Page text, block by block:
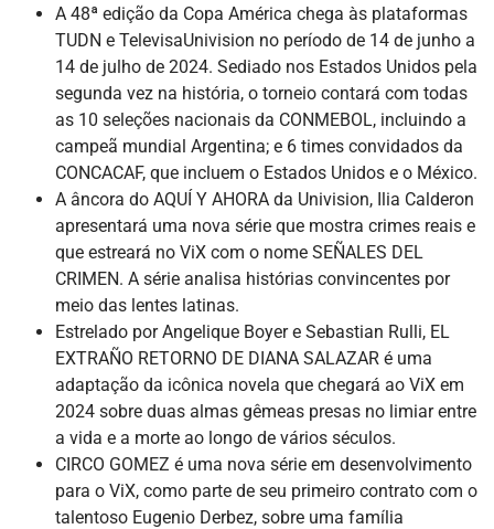
A 48ª edição da Copa América chega às plataformas
TUDN e TelevisaUnivision no período de 14 de junho a
14 de julho de 2024. Sediado nos Estados Unidos pela
segunda vez na história, o torneio contará com todas
as 10 seleções nacionais da CONMEBOL, incluindo a
campeã mundial Argentina; e 6 times convidados da
CONCACAF, que incluem o Estados Unidos e o México.
A âncora do AQUÍ Y AHORA da Univision, Ilia Calderon
apresentará uma nova série que mostra crimes reais e
que estreará no ViX com o nome SEÑALES DEL
CRIMEN. A série analisa histórias convincentes por
meio das lentes latinas.
Estrelado por Angelique Boyer e Sebastian Rulli, EL
EXTRAÑO RETORNO DE DIANA SALAZAR é uma
adaptação da icônica novela que chegará ao ViX em
2024 sobre duas almas gêmeas presas no limiar entre
a vida e a morte ao longo de vários séculos.
CIRCO GOMEZ é uma nova série em desenvolvimento
para o ViX, como parte de seu primeiro contrato com o
talentoso Eugenio Derbez, sobre uma família